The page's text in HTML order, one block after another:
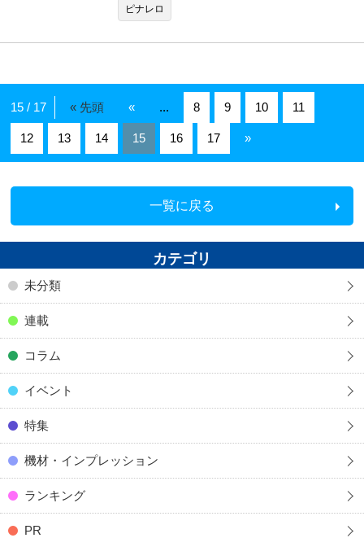
ピナレロ
15 / 17 « 先頭 « ... 8 9 10 11
12 13 14 15 16 17 »
一覧に戻る
カテゴリ
未分類
連載
コラム
イベント
特集
機材・インプレッション
ランキング
PR